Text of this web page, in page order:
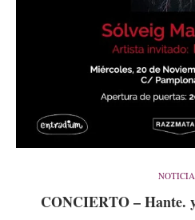
CONCIERTO – Hante.